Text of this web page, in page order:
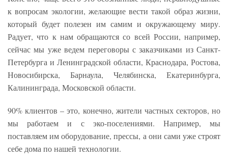
к вопросам экологии, желающие вести такой образ жизни,
который будет полезен им самим и окружающему миру.
Радует, что к нам обращаются со всей России, например,
сейчас мы уже ведем переговоры с заказчиками из Санкт-
Петербурга и Ленинградской области, Краснодара, Ростова,
Новосибирска, Барнаула, Челябинска, Екатеринбурга,
Калининграда, Московской области.
90% клиентов – это, конечно, жители частных секторов, но
мы работаем и с эко-поселениями. Например, мы
поставляем им оборудование, прессы, а они сами уже строят
себе дома по нашей технологии.